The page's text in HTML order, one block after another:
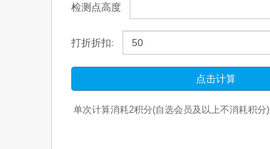
检测点高度
打折折扣:
点击计算
单次计算消耗2积分(自选会员及以上不消耗积分)